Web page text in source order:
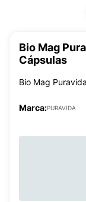
Bio Mag
Cápsulas
Bio Mag
Marca:PURAVIDA